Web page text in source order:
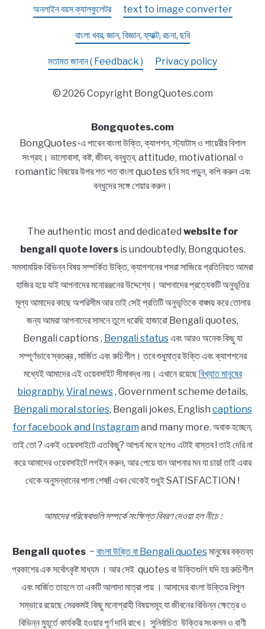
অনলাইন বয়স ক্যালকুলেটর text to image converter
বাংলা খবর, জ্ঞান, বিজ্ঞান, ফ্যাক্ট, রচনা, ছবি
মতামত জানান ( Feedback ) Privacy policy
© 2026 Copyright BongQuotes.com
Bongquotes.com
BongQuotes-এ পাবেন বাংলা উক্তি, ক্যাপশন, স্ট্যাটাস ও শায়েরীর বিশাল
সংগ্রহ। ভালোবাসা, কষ্ট, জীবন, বন্ধুত্ব, attitude, motivational ও
romantic বিষয়ের উপর শত শত বাংলা quotes ছবি সহ পড়ুন, কপি করুন এবং
বন্ধুদের সঙ্গে শেয়ার করুন।
The authentic most and dedicated website for
bengali quote loversis undoubtedly, Bongquotes.
সমসাময়িক বিভিন্ন বিষয় সম্পর্কিত উক্তি, ক্যাপশনের পসরা সাজিয়ে প্রতিনিয়ত আমরা
হাজির হয়ে যাই আপনাদের মনোরঞ্জনের উদ্দেশ্যে। আপনাদের প্রত্যেকটি অনুভূতির
মূল্য আমাদের কাছে অপরিসীম আর তাই সেই প্রতিটি অনুভূতিকে বাঙ্ময় করে তোলার
জন্য আমরা আপনাদের সামনে তুলে ধরেছি হাজারো Bengali quotes,
Bengali captions , Bengali statusএবং আরও অনেক কিছু যা
সম্পূর্ণভাবে স্বতন্ত্র , মার্জিত এবং রুচিশীল। তবে শুধুমাত্র উক্তি এবং ক্যাপশনের
মধ্যেই আমাদের এই ওয়েবসাইট সীমাবদ্ধ নয়। এখানে রয়েছেবিখ্যাত মানুষের
biography, Viral news, Government scheme details,
Bengali moral stories, Bengali jokes, English captions
for facebook and Instagram and many more. অবাক হচ্ছেন,
তাই তো ? একই ওয়েবসাইটে এতকিছু? আশ্চর্য মনে হলেও এটাই বাস্তব ! তাই দেরি না
করে আমাদের ওয়েবসাইটে লগইন করুন, আর পেয়ে যান আপনার মন যা চায়! তাই এবার
থেকে অনুসন্ধানের পালা শেষ!! এখন থেকেই শুধুই SATISFACTION !
আমাদের পরিষেবাগুলি সম্পর্কে সংক্ষিপ্ত বিবরণ দেওয়া হল নীচে :
Bengali quotes~ বাংলা উক্তি বা Bengali quotesমানুষের বক্তব্য
প্রকাশের এক সর্বোৎকৃষ্ট মাধ্যম । আর সেই quotes বা উক্তিগুলি যদি হয় রুচিশীল
এবং মার্জিত তাহলে তা একটি আলাদা মাত্রা পায় । আমাদের বাংলা উক্তির বিপুল
সম্ভারে রয়েছে সেরকমই কিছু মনোগ্রাহী বিষয়সমূহ যা জীবনের বিভিন্ন ক্ষেত্রে ও
বিভিন্ন মুহূর্তে কার্যকরী হওয়ার পূর্ণ দাবি রাখে। সুনির্বাচিত উক্তির সংকলন ও বাণী